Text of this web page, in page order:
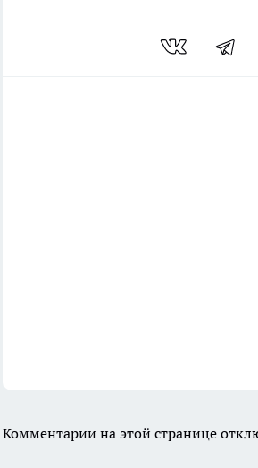
Комментарии на этой странице